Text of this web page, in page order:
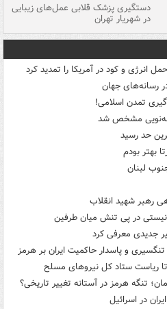
دستگیری پزشک قلابی عمل‌های زیبایی
در شهریار تهران
انرژی و کود در آمریکا را تمدید کرد
رسانه‌های جهان
تمدن اسلامی!
مشخص شد
حد رسید
بهتر بودم
لبنان
رهبر شهید انقلاب
در پی تنش میان طرفین
جدیدی معرفی کرد
و پاسدار حاکمیت ایران بر هرمز
تا ریاست ستاد کل نیروهای مسلح
تنگه هرمز در آستانه تغییر تاریخی؟
در اسرائیل